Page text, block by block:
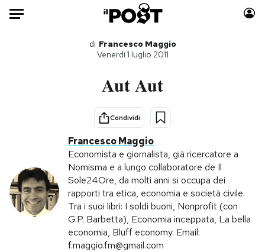
Auto
Tecnologia
Internet
Scienza
Cultura
Economia
Libri
Storie/Idee
Ok Boomer!
Media
Europa
Altrecose
Mondiali calcio 2026
di Francesco Maggio
Venerdì 1 luglio 2011
Aut Aut
Condividi
Francesco Maggio
Economista e giornalista, già ricercatore a
Nomisma e a lungo collaboratore de Il
Sole24Ore, da molti anni si occupa dei
rapporti tra etica, economia e società civile.
Tra i suoi libri: I soldi buoni, Nonprofit (con
G.P. Barbetta), Economia inceppata, La bella
economia, Bluff economy. Email:
f.maggio.fm@gmail.com